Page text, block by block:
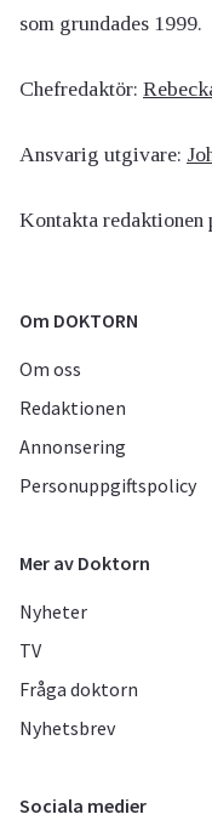
som grundades 1999.
Chefredaktör:
Ansvarig utgivare:
Kontakta redaktionen
Om DOKTORN
Om oss
Redaktionen
Annonsering
Personuppgiftspolicy
Mer av Doktorn
Nyheter
TV
Fråga doktorn
Nyhetsbrev
Sociala medier